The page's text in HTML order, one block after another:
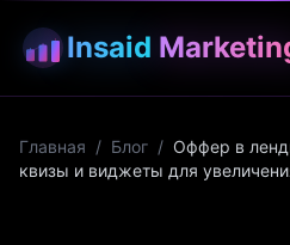
Insaid
Главная / Блог / Оффер в
квизы и виджеты для